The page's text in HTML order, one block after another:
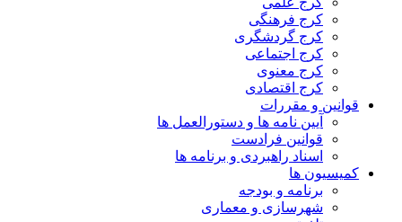
کرج فرهنگی
کرج گردشگری
کرج اجتماعی
کرج معنوی
کرج اقتصادی
قوانین و مقررات
آیین نامه ها و دستورالعمل ها
قوانین فرادست
اسناد راهبردی و برنامه ها
کمیسیون ها
برنامه و بودجه
شهرسازی و معماری